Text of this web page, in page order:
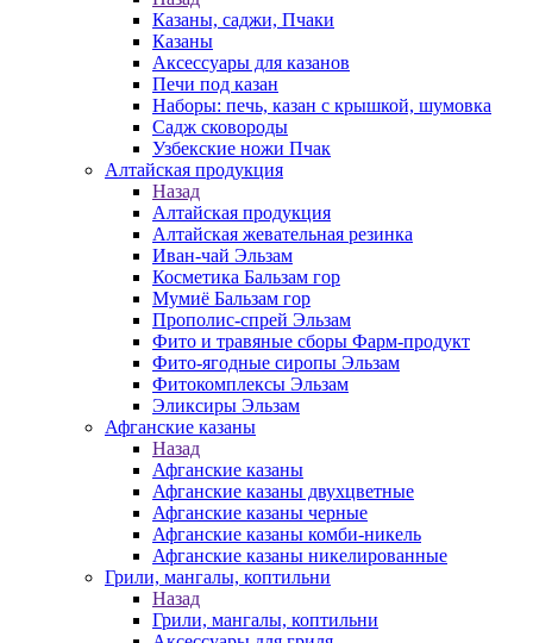
Казаны, саджи, Пчаки
Казаны
Аксессуары для казанов
Печи под казан
Наборы: печь, казан с крышкой, шумовка
Садж сковороды
Узбекские ножи Пчак
Алтайская продукция
Назад
Алтайская продукция
Алтайская жевательная резинка
Иван-чай Эльзам
Косметика Бальзам гор
Мумиё Бальзам гор
Прополис-спрей Эльзам
Фито и травяные сборы Фарм-продукт
Фито-ягодные сиропы Эльзам
Фитокомплексы Эльзам
Эликсиры Эльзам
Афганские казаны
Назад
Афганские казаны
Афганские казаны двухцветные
Афганские казаны черные
Афганские казаны комби-никель
Афганские казаны никелированные
Грили, мангалы, коптильни
Назад
Грили, мангалы, коптильни